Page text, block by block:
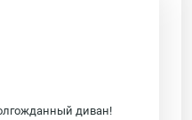
диван!